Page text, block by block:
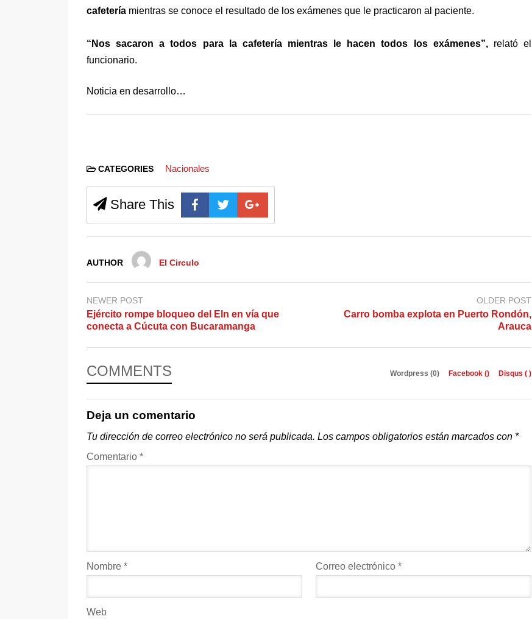
cafetería mientras se conoce el resultado de los exámenes que le practicaron al paciente.
“Nos sacaron a todos para la cafetería mientras le hacen todos los exámenes”,relató el
funcionario.
Noticia en desarrollo…
CATEGORIES Nacionales
Share This
AUTHOR El Circulo
NEWER POST
Ejército rompe bloqueo del Eln en vía que
conecta a Cúcuta con Bucaramanga
OLDER POST
Carro bomba explota en Puerto Rondón,
Arauca
COMMENTS Wordpress (0) Facebook () Disqus ( )
Deja un comentario
Tu dirección de correo electrónico no será publicada. Los campos obligatorios están marcados con *
Comentario *
Nombre * Correo electrónico *
Web